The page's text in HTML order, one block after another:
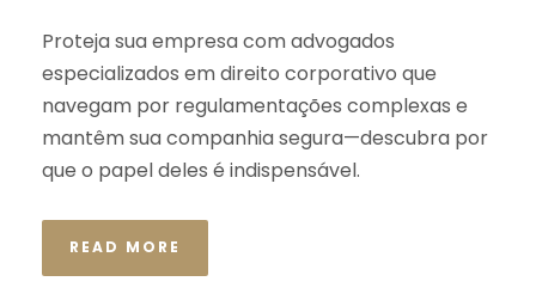
Proteja sua empresa com advogados
especializados em direito corporativo que
navegam por regulamentações complexas e
mantêm sua companhia segura—descubra por
que o papel deles é indispensável.
READ MORE